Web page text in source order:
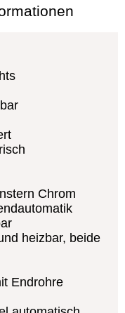
Chrom
heizbar, beide
Endrohre